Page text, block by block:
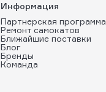
Информация
Партнерская программа
Ремонт самокатов
Ближайшие поставки
Блог
Бренды
Команда